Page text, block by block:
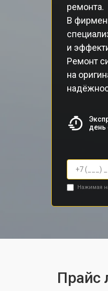
ремонта.
В
и
Ремонт
на
день
Нажимая
Прайс